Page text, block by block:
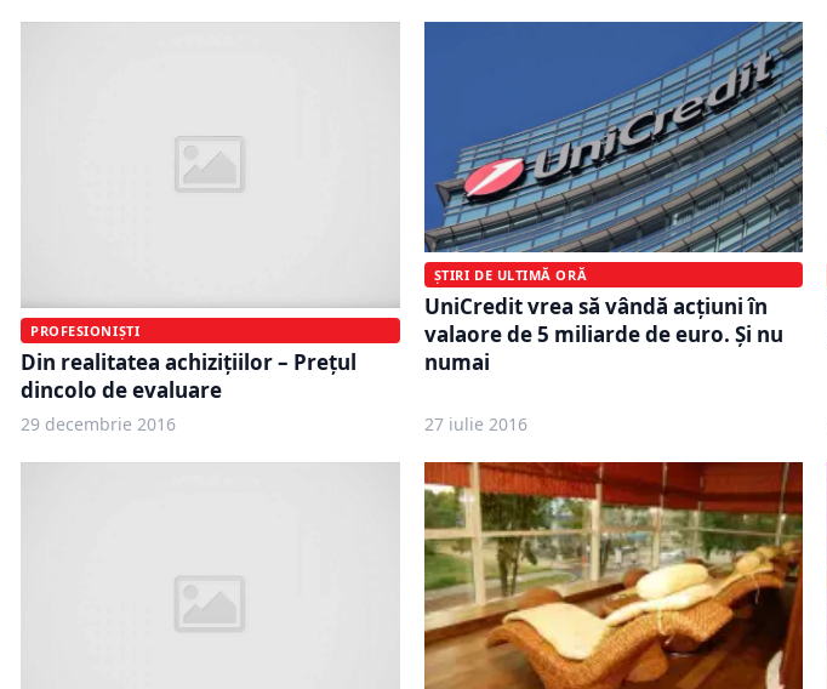
PROFESIONIȘTI
Din realitatea achizițiilor – Prețul
dincolo de evaluare
29 decembrie 2016
ȘTIRI DE ULTIMĂ ORĂ
UniCredit vrea să vândă acţiuni în
valaore de 5 miliarde de euro. Şi nu
numai
27 iulie 2016